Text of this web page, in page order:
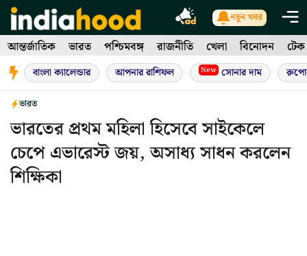
Skip
to
content
নতুন খবর
আন্তর্জাতিক ভারত পশ্চিমবঙ্গ রাজনীতি খেলা বিনোদন টেক
বাংলা ক্যালেন্ডার আপনার রাশিফল New সোনার দাম
ভারত
ভারতের প্রথম মহিলা হিসেবে সাইকেলে
চেপে এভারেস্ট জয়, অসাধ্য সাধন করলেন
শিক্ষিকা